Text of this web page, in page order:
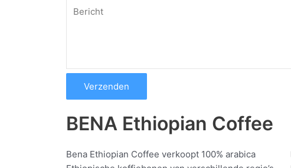
Verzenden
BENA Ethiopian Coffee
Bena Ethiopian Coffee verkoopt 100% arabica